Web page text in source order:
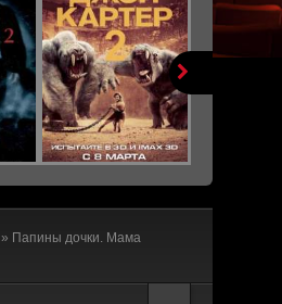
» Папины дочки. Мама